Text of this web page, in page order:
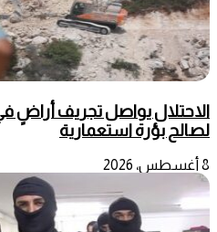
الاحتلال يواصل تجريف أراضٍ
لصالح بؤرة استعمارية
8 أغسطس، 2026